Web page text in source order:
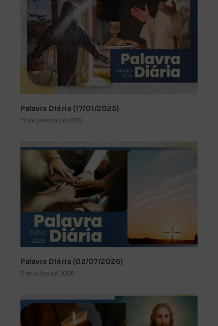
Palavra Diária (17/01/2025)
17 de janeiro de 2025
Palavra Diária (02/07/2026)
2 de julho de 2026